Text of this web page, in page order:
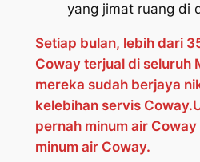
yang jimat ruang di
Setiap bulan, lebih dari
Coway terjual di seluruh
mereka sudah berjaya
kelebihan servis
pernah minum air
minum air Coway.